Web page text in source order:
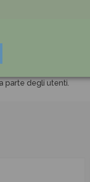
parte degli utenti.